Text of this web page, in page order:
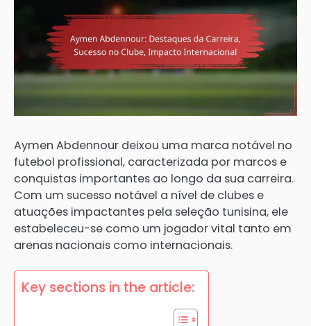
Aymen Abdennour deixou uma marca notável no
futebol profissional, caracterizada por marcos e
conquistas importantes ao longo da sua carreira.
Com um sucesso notável a nível de clubes e
atuações impactantes pela seleção tunisina, ele
estabeleceu-se como um jogador vital tanto em
arenas nacionais como internacionais.
Key sections in the article: